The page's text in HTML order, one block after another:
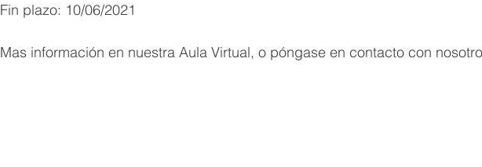
Fin plazo: 10/06/2021
Mas información en nuestra Aula Virtual, o póngase en contacto con